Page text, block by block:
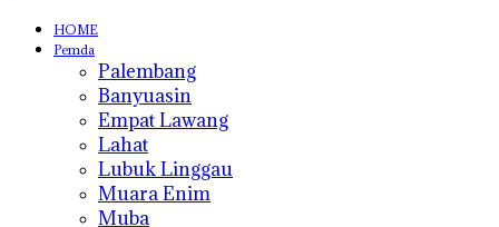
HOME
Pemda
Palembang
Banyuasin
Empat Lawang
Lahat
Lubuk Linggau
Muara Enim
Muba